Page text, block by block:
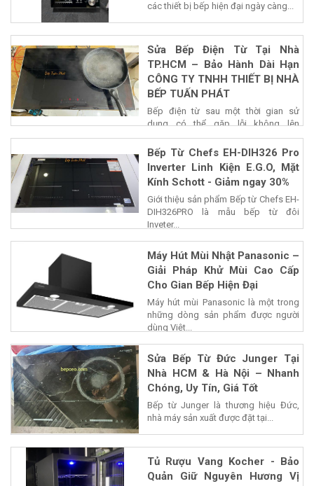
các thiết bị bếp hiện đại ngày càng...
Sửa Bếp Điện Từ Tại Nhà
TP.HCM – Bảo Hành Dài Hạn
CÔNG TY TNHH THIẾT BỊ NHÀ
BẾP TUẤN PHÁT
Bếp điện từ sau một thời gian sử
dụng có thể gặp lỗi không lên
nguồn,...
Bếp Từ Chefs EH-DIH326 Pro
Inverter Linh Kiện E.G.O, Mặt
Kính Schott - Giảm ngay 30%
Giới thiệu sản phẩm Bếp từ Chefs EH-
DIH326PRO là mẫu bếp từ đôi
Inveter...
Máy Hút Mùi Nhật Panasonic –
Giải Pháp Khử Mùi Cao Cấp
Cho Gian Bếp Hiện Đại
Máy hút mùi Panasonic là một trong
những dòng sản phẩm được người
dùng Việt...
Sửa Bếp Từ Đức Junger Tại
Nhà HCM & Hà Nội – Nhanh
Chóng, Uy Tín, Giá Tốt
Bếp từ Junger là thương hiệu Đức,
nhà máy sản xuất được đặt tại...
Tủ Rượu Vang Kocher - Bảo
Quản Giữ Nguyên Hương Vị